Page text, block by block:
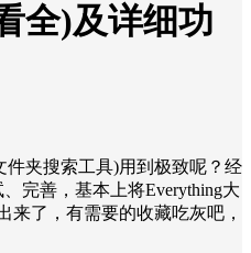
全)及详细功
件夹搜索工具)用到极致呢？经
完善，基本上将Everything大
来了，有需要的收藏吃灰吧，